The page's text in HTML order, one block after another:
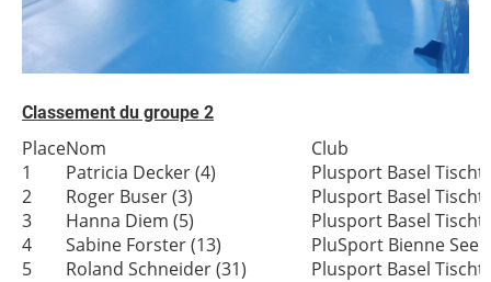
Classement du groupe 2
PlaceNom
Club
1
Patricia Decker (4)
Plusport Basel
2
Roger Buser (3)
Plusport Basel
3
Hanna Diem (5)
Plusport Basel
4
Sabine Forster (13)
PluSport Bienne
5
Roland Schneider (31) Plusport Basel